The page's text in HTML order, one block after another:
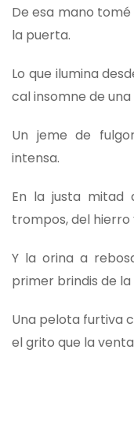
De esa mano
la puerta.
Lo que ilumina
cal insomne de una
Un jeme de
intensa.
En la justa mitad
trompos, del hierro
Y la orina a
primer brindis de
Una pelota furtiva
el grito que la